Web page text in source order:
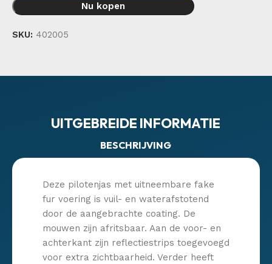
Nu kopen
SKU: 402005
UITGEBREIDE INFORMATIE
BESCHRIJVING
Deze pilotenjas met uitneembare fake
fur voering is vuil- en waterafstotend
door de aangebrachte coating. De
mouwen zijn afritsbaar. Aan de voor- en
achterkant zijn reflectiestrips toegevoegd
voor extra zichtbaarheid. Verder heeft